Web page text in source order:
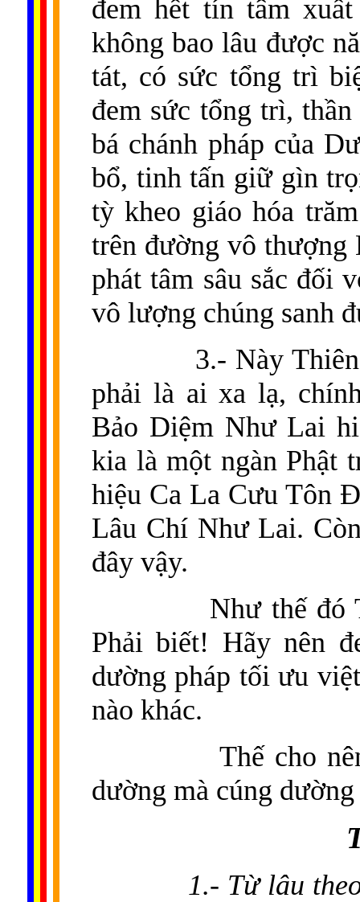
đem hết tín tâm
không bao lâu được
tát, có sức tổng trì
đem sức tổng trì,
bá chánh pháp của
bổ, tinh tấn giữ gìn
tỳ kheo giáo hóa
trên đường vô thượng
phát tâm sâu sắc đối
vô lượng chúng sanh
3.- Này
phải là ai xa lạ,
Bảo Diệm Như Lai
kia là một ngàn Phật
hiệu Ca La Cưu Tôn
Lâu Chí Như Lai.
đây vậy.
Như thế đó
Phải biết! Hãy nên
dường pháp tối ưu
nào khác.
Thế cho
dường mà cúng
1.- Từ lâu